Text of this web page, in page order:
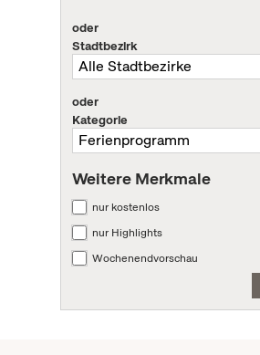
oder
Stadtbezirk
oder
Kategorie
Weitere Merkmale
nur kostenlos
nur Highlights
Wochenendvorschau